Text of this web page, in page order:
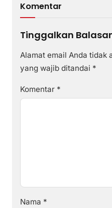
Komentar
Tinggalkan
Alamat email Anda tidak
yang wajib ditandai *
Komentar *
Nama *